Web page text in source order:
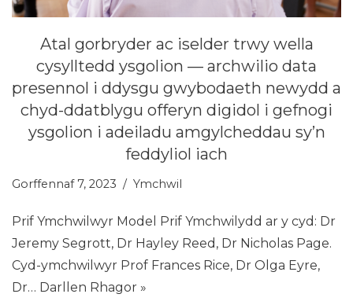
Atal gorbryder ac iselder trwy wella
cysylltedd ysgolion — archwilio data
presennol i ddysgu gwybodaeth newydd a
chyd-ddatblygu offeryn digidol i gefnogi
ysgolion i adeiladu amgylcheddau sy’n
feddyliol iach
Gorffennaf 7, 2023 Ymchwil
Prif Ymchwilwyr Model Prif Ymchwilydd ar y cyd: Dr
Jeremy Segrott, Dr Hayley Reed, Dr Nicholas Page.
Cyd-ymchwilwyr Prof Frances Rice, Dr Olga Eyre,
Dr… Darllen Rhagor »